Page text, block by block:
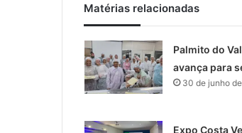
Matérias relacionadas
Palmito do
avança para
30 de junho
Expo Costa